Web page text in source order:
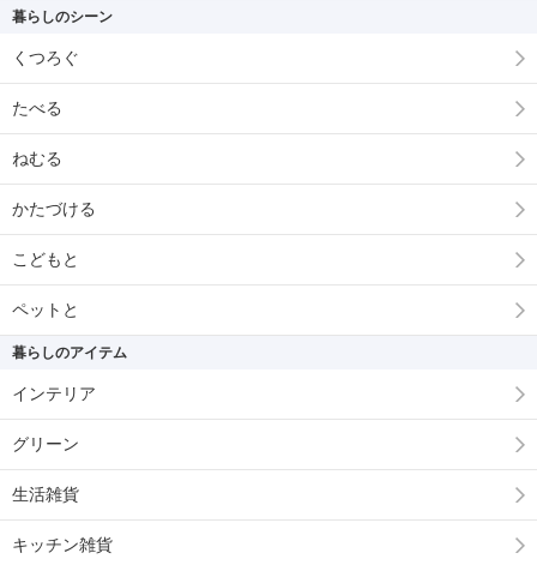
暮らしのシーン
くつろぐ
たべる
ねむる
かたづける
こどもと
ペットと
暮らしのアイテム
インテリア
グリーン
生活雑貨
キッチン雑貨